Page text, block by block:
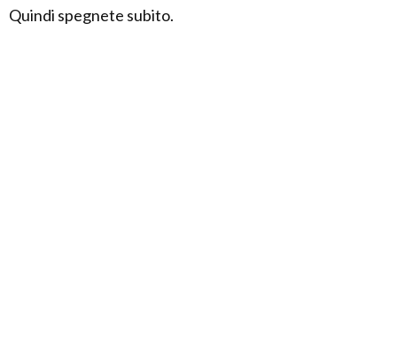
Quindi spegnete subito.